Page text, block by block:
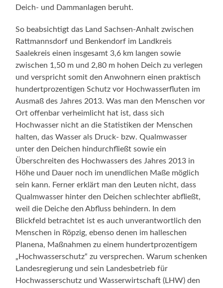
Deich- und Dammanlagen beruht.
So beabsichtigt das Land Sachsen-Anhalt zwischen
Rattmannsdorf und Benkendorf im Landkreis
Saalekreis einen insgesamt 3,6 km langen sowie
zwischen 1,50 m und 2,80 m hohen Deich zu verlegen
und verspricht somit den Anwohnern einen praktisch
hundertprozentigen Schutz vor Hochwasserfluten im
Ausmaß des Jahres 2013. Was man den Menschen vor
Ort offenbar verheimlicht hat ist, dass sich
Hochwasser nicht an die Statistiken der Menschen
halten, das Wasser als Druck- bzw. Qualmwasser
unter den Deichen hindurchfließt sowie ein
Überschreiten des Hochwassers des Jahres 2013 in
Höhe und Dauer noch im unendlichen Maße möglich
sein kann. Ferner erklärt man den Leuten nicht, dass
Qualmwasser hinter den Deichen schlechter abfließt,
weil die Deiche den Abfluss behindern. In dem
Blickfeld betrachtet ist es auch unverantwortlich den
Menschen in Röpzig, ebenso denen im halleschen
Planena, Maßnahmen zu einem hundertprozentigem
„Hochwasserschutz“ zu versprechen. Warum schenken
Landesregierung und sein Landesbetrieb für
Hochwasserschutz und Wasserwirtschaft (LHW) den